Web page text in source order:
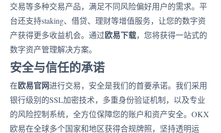
交易等多种交易产品，满足不同风险偏好用户的需求。平
台还支持staking、借贷、理财等增值服务，让您的数字资
产获得更多收益机会。通过欧易下载，您将获得一站式的
数字资产管理解决方案。
安全与信任的承诺
在欧易官网进行交易，安全是我们的首要承诺。我们采用
银行级别的SSL加密技术，多重身份验证机制，以及专业
的风险控制系统，全方位保障您的账户和资产安全。OKX
欧易在全球多个国家和地区获得合规牌照，坚持透明运